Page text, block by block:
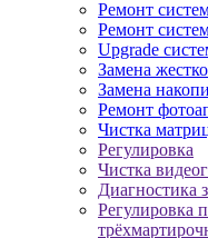
Ремонт
Ремонт
Upgrade
Замена
Замена
Ремонт
Чистка
Регулировка
Чистка
Диагностика
Регулировка